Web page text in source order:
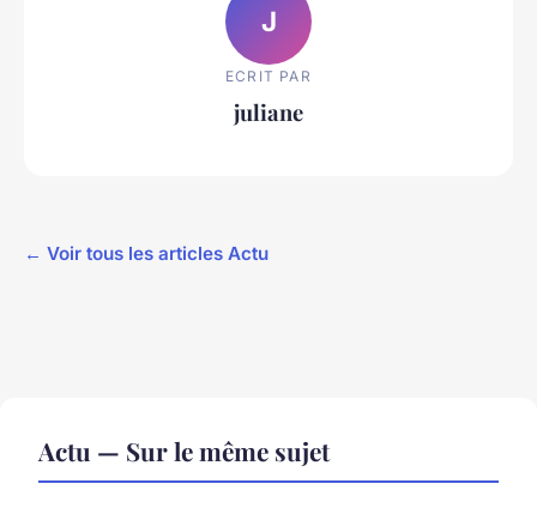
J
ECRIT PAR
juliane
← Voir tous les articles Actu
Actu — Sur le même sujet